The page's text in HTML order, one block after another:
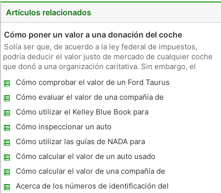
Artículos relacionados
Cómo poner un valor a una donación del coche
Solía ​​ser que, de acuerdo a la ley federal de impuestos,
podría deducir el valor justo de mercado de cualquier coche
que donó a una organización caritativa. Sin embargo, el
muchas personas estaban abusando de ella, deduciendo
demasiado dine
Cómo comprobar el valor de un Ford Taurus
2000
Cómo evaluar el valor de una compañía de
automóviles
Cómo utilizar el Kelley Blue Book para
evaluar el valor de un coche
Cómo inspeccionar un auto
Cómo utilizar las guías de NADA para
evaluar el valor de un coche
Cómo calcular el valor de un auto usado
Cómo calcular el valor de una compañía de
automóviles
Acerca de los números de identificación del